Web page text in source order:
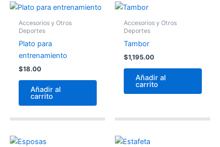
Accesorios y Otros
Deportes
Plato para
entrenamiento
$18.00
Añadir al
carrito
Accesorios y Otros
Deportes
Tambor
$1,195.00
Añadir al
carrito